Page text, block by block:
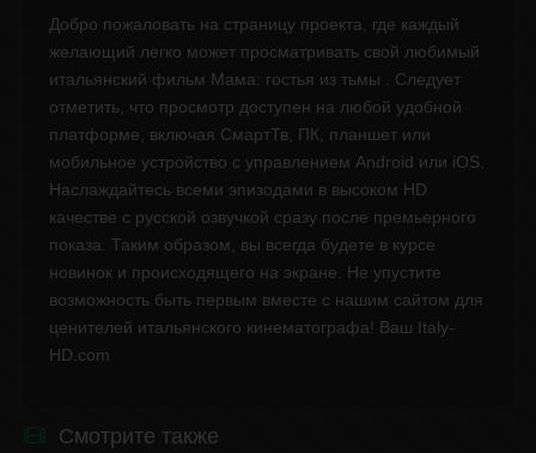
Добро пожаловать на страницу проекта, где каждый
желающий легко может просматривать свой любимый
итальянский фильм Мама: гостья из тьмы . Следует
отметить, что просмотр доступен на любой удобной
платформе, включая СмартТв, ПК, планшет или
мобильное устройство с управлением Android или iOS.
Наслаждайтесь всеми эпизодами в высоком HD
качестве с русской озвучкой сразу после премьерного
показа. Таким образом, вы всегда будете в курсе
новинок и происходящего на экране. Не упустите
возможность быть первым вместе с нашим сайтом для
ценителей итальянского кинематографа! Ваш Italy-
HD.com
Смотрите также